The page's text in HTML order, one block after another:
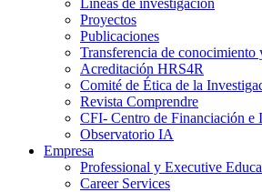
Líneas de investigación
Proyectos
Publicaciones
Transferencia de conocimiento
Acreditación HRS4R
Comité de Ética de la
Revista Comprendre
CFI- Centro de Financiación e
Observatorio IA
Empresa
Professional y Executive
Career Services